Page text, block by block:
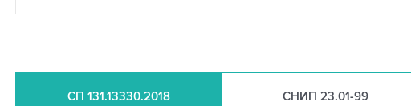
СП 131.13330.2018 СНИП 23.01-99